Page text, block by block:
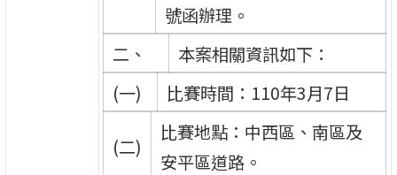
號函辦理。
二、
本案相關資訊如下：
(一)
比賽時間：110年3月7日
(二)
比賽地點：中西區、南區及
安平區道路。